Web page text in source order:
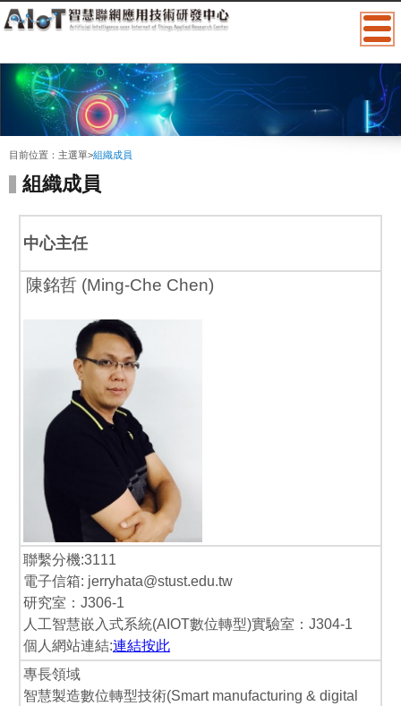
目前位置： 主選單>組織成員
組織成員
中心主任
陳銘哲 (Ming-Che Chen)
聯繫分機:3111
電子信箱: jerryhata@stust.edu.tw
研究室：J306-1
人工智慧嵌入式系統(AIOT數位轉型)實驗室：J304-1
個人網站連結:連結按此
專長領域
智慧製造數位轉型技術(Smart manufacturing & digital